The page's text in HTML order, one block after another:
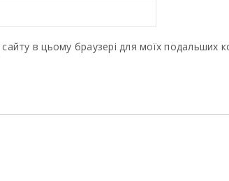
в цьому браузері для моїх подальших